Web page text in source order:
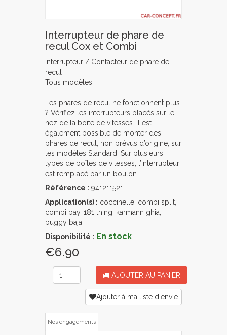
Interrupteur de phare de
recul Cox et Combi
Interrupteur / Contacteur de phare de
recul
Tous modèles
Les phares de recul ne fonctionnent plus
? Vérifiez les interrupteurs placés sur le
nez de la boîte de vitesses. Il est
également possible de monter des
phares de recul, non prévus d’origine, sur
les modèles Standard. Sur plusieurs
types de boîtes de vitesses, l’interrupteur
est remplacé par un boulon.
Référence : 941211521
Application(s) : coccinelle, combi split,
combi bay, 181 thing, karmann ghia,
buggy baja
Disponibilité : En stock
€6.90
AJOUTER AU PANIER
Ajouter à ma liste d'envie
Nos engagements